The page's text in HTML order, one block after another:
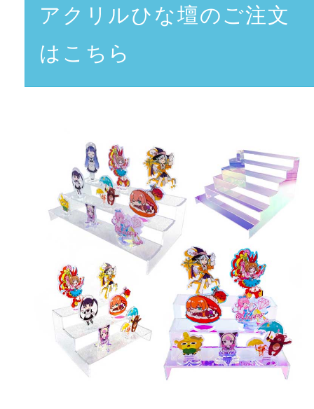
アクリルひな壇のご注文
はこちら